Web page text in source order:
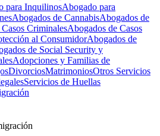
para InquilinosAbogado para
Abogados de CannabisAbogados de
CriminalesAbogados de Casos
al ConsumidorAbogados de
de Social Security y
Adopciones y Familias de
DivorciosMatrimoniosOtros Servicios
Servicios de Huellas